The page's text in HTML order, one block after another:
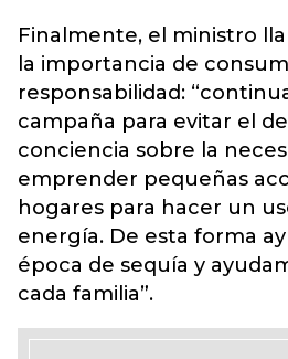
Finalmente, el ministro
la importancia de
responsabilidad:
campaña para evitar el
conciencia sobre la
emprender pequeñas
hogares para hacer un
energía. De esta forma
época de sequía y
cada familia”.